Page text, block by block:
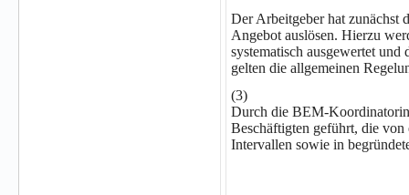
Der Arbeitgeber hat zunächst
Angebot auslösen. Hierzu
systematisch ausgewertet
gelten die allgemeinen
(3)
Durch die BEM-
Beschäftigten geführt, die
Intervallen sowie in